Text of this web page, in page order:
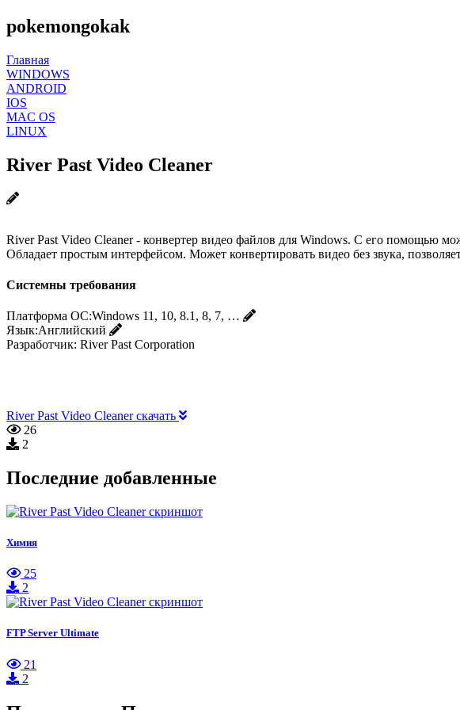
pokemongokak
Главная
WINDOWS
ANDROID
IOS
MAC OS
LINUX
River Past Video Cleaner
River Past Video Cleaner - конвертер видео файлов для Windows. С его помощью
Обладает простым интерфейсом. Может конвертировать видео без звука,
Системны требования
Платформа ОС:Windows 11, 10, 8.1, 8, 7, …
Язык:Английский
Разработчик: River Past Corporation
River Past Video Cleaner скачать
26
2
Последние добавленные
Химия
25
2
FTP Server Ultimate
21
2